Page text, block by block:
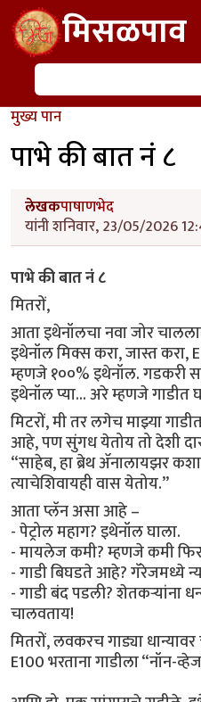
Skip to main contentमिसळपाव
शोध
मुख्य पान
पाभे की बात नं ८
लेखकपाषाणभेद
यांनी शनिवार, 23/05/2026
पाभे की बात नं ८
मितरों,
आता इथेनॉलचा नवा जोर
इथेनॉल मिक्स करा, जास्त करा,
म्हणजे १००% इथेनॉल. गडकरी
इथेनॉल प्या... अरे म्हणजे गाडीत
मिटरों, मी तर लगेच माझ्या
आहे, पण सुंगध येतोय तो देशी
“साहेब, हा ब्रेथ ॲनालायझर
त्याचेशिवायही वास येतोय.”
आता प्लॅन असा आहे –
- पेट्रोल महाग? इथेनॉल घाला.
- मायलेज कमी? म्हणजे कमी
- गाडी बिघडते आहे? गॅरेजमध्ये
- गाडी बंद पडली? शेतकऱ्यांना
चालवताय!
मितरों, लवकरच गाड्या
E100 भरताना गाडीला “नॉन-